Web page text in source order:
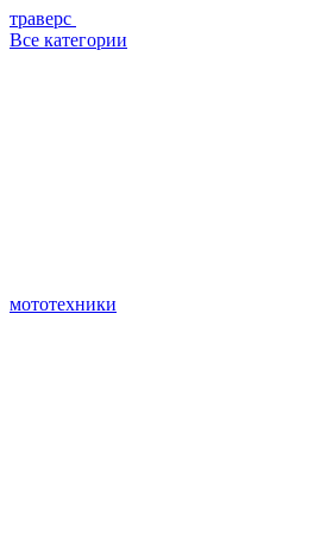
траверс
Все категории
мототехники